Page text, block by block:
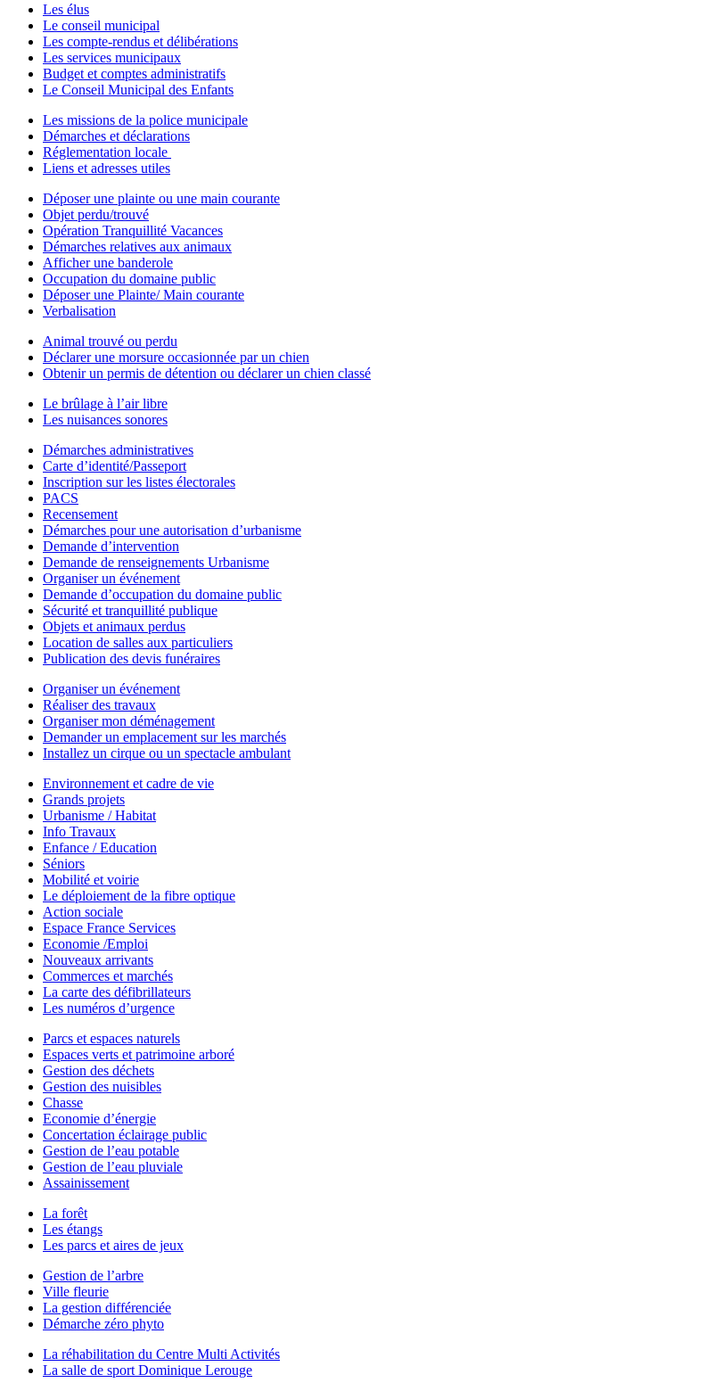
Les élus
Le conseil municipal
Les compte-rendus et délibérations
Les services municipaux
Budget et comptes administratifs
Le Conseil Municipal des Enfants
Les missions de la police municipale
Démarches et déclarations
Réglementation locale
Liens et adresses utiles
Déposer une plainte ou une main courante
Objet perdu/trouvé
Opération Tranquillité Vacances
Démarches relatives aux animaux
Afficher une banderole
Occupation du domaine public
Déposer une Plainte/ Main courante
Verbalisation
Animal trouvé ou perdu
Déclarer une morsure occasionnée par un chien
Obtenir un permis de détention ou déclarer un chien classé
Le brûlage à l’air libre
Les nuisances sonores
Démarches administratives
Carte d’identité/Passeport
Inscription sur les listes électorales
PACS
Recensement
Démarches pour une autorisation d’urbanisme
Demande d’intervention
Demande de renseignements Urbanisme
Organiser un événement
Demande d’occupation du domaine public
Sécurité et tranquillité publique
Objets et animaux perdus
Location de salles aux particuliers
Publication des devis funéraires
Organiser un événement
Réaliser des travaux
Organiser mon déménagement
Demander un emplacement sur les marchés
Installez un cirque ou un spectacle ambulant
Environnement et cadre de vie
Grands projets
Urbanisme / Habitat
Info Travaux
Enfance / Education
Séniors
Mobilité et voirie
Le déploiement de la fibre optique
Action sociale
Espace France Services
Economie /Emploi
Nouveaux arrivants
Commerces et marchés
La carte des défibrillateurs
Les numéros d’urgence
Parcs et espaces naturels
Espaces verts et patrimoine arboré
Gestion des déchets
Gestion des nuisibles
Chasse
Economie d’énergie
Concertation éclairage public
Gestion de l’eau potable
Gestion de l’eau pluviale
Assainissement
La forêt
Les étangs
Les parcs et aires de jeux
Gestion de l’arbre
Ville fleurie
La gestion différenciée
Démarche zéro phyto
La réhabilitation du Centre Multi Activités
La salle de sport Dominique Lerouge